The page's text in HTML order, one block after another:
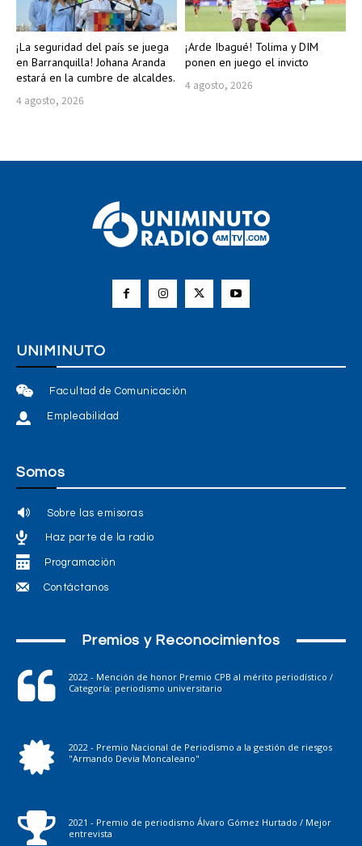
¡La seguridad del país se juega
en Barranquilla! Johana Aranda
estará en la cumbre de alcaldes.
4 agosto, 2026
¡Arde Ibagué! Tolima y DIM
ponen en juego el invicto
4 agosto, 2026
UNIMINUTO
Facultad de Comunicación
Empleabilidad
Somos
Sobre las emisoras
Haz parte de la radio
Programación
Contáctanos
Premios y Reconocimientos
2022 - Mención de honor Premio CPB al mérito periodístico /
Categoría: periodismo universitario
2022 - Premio Nacional de Periodismo a la gestión de riesgos
"Armando Devia Moncaleano"
2021 - Premio de periodismo Álvaro Gómez Hurtado / Mejor
entrevista